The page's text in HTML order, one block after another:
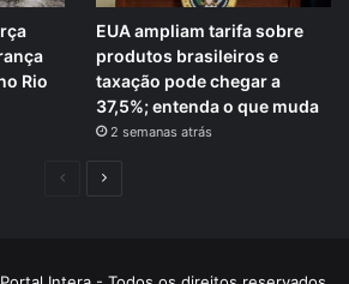
Rio
EUA ampliam tarifa sobre
produtos brasileiros e
taxação pode chegar a
37,5%; entenda o que muda
2 semanas atrás
PáginaPróxima